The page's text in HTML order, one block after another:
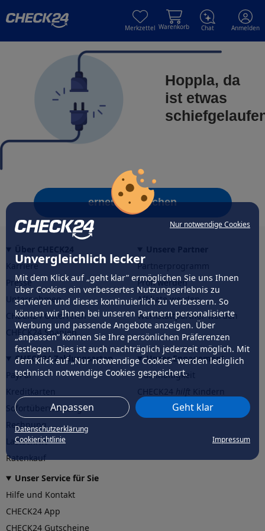
Nur notwendige Cookies
Unvergleichlich lecker
Mit dem Klick auf „geht klar” ermöglichen Sie uns Ihnen
über Cookies ein verbessertes Nutzungserlebnis zu
servieren und dieses kontinuierlich zu verbessern. So
können wir Ihnen bei unseren Partnern personalisierte
Werbung und passende Angebote anzeigen. Über
„anpassen” können Sie Ihre persönlichen Präferenzen
festlegen. Dies ist auch nachträglich jederzeit möglich. Mit
dem Klick auf „Nur notwendige Cookies” werden lediglich
technisch notwendige Cookies gespeichert.
Anpassen Geht klar
Datenschutzerklärung
Cookierichtlinie
Impressum
Merkzettel Warenkorb Chat Anmelden
Hoppla, da
ist etwas
erneut versuchen
Karriere
Presse
Unternehmen
CHECK24 Österreich
CHECK24 Spanien
Partnerprogramm
Profi werden
Affiliate werden
Werkstattpartner werden
CHECK24 Zahlungsarten
PayPal
Sofortüberweisung
Rechnung
Lastschrift
Ratenkauf
Unser Engagement
Nachhaltigkeit
CHECK24hilftder Natur
Unser Service für Sie
Hilfe und Kontakt
CHECK24 App
CHECK24 Gutscheine